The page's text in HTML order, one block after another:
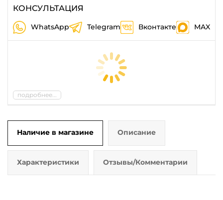
КОНСУЛЬТАЦИЯ
WhatsApp Telegram Вконтакте MAX
подробнее...
Наличие в магазине Описание
Характеристики Отзывы/Комментарии